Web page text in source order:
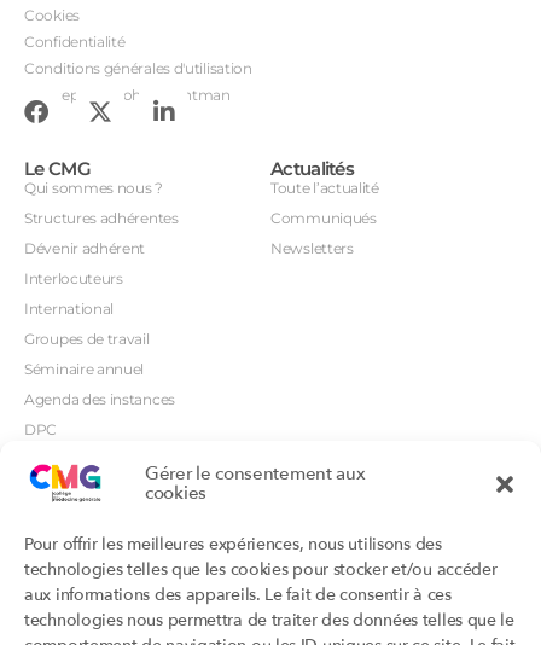
Gérer le consentement aux
cookies
Pour offrir les meilleures expériences, nous utilisons des
technologies telles que les cookies pour stocker et/ou accéder
aux informations des appareils. Le fait de consentir à ces
technologies nous permettra de traiter des données telles que le
Cookies
Confidentialité
Conditions générales d'utilisation
Conception : John Brightman
Le CMG
Qui sommes nous ?
Structures adhérentes
Dévenir adhérent
Interlocuteurs
International
Groupes de travail
Séminaire annuel
Agenda des instances
DPC
CSI
Orientations prioritaires
Actualités
Toute l’actualité
Communiqués
Newsletters
Productions
Productions du Collège
Productions des structures
adhérentes
Portails
Annuaire DU/DIU
Archimede.fr
Ebmfrance.net